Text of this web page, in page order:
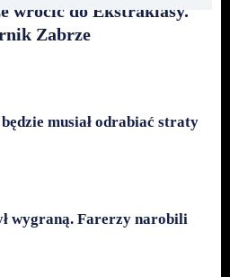
wrócić do Ekstraklasy.
Zabrze
musiał odrabiać straty
wygraną. Farerzy narobili